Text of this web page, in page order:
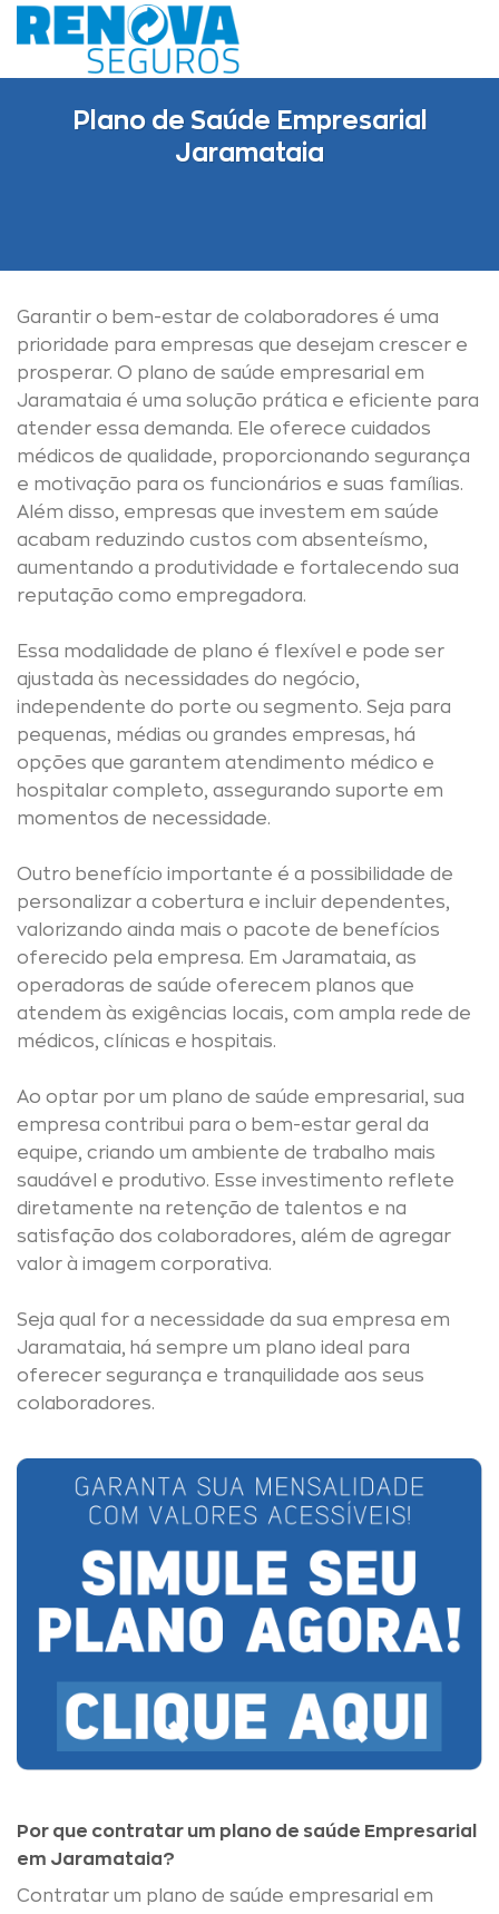
Skip
to
Plano de Saúde Empresarial
Jaramataia
Garantir o bem-estar de colaboradores é uma
prioridade para empresas que desejam crescer e
prosperar. O plano de saúde empresarial em
Jaramataia é uma solução prática e eficiente para
atender essa demanda. Ele oferece cuidados
médicos de qualidade, proporcionando segurança
e motivação para os funcionários e suas famílias.
Além disso, empresas que investem em saúde
acabam reduzindo custos com absenteísmo,
aumentando a produtividade e fortalecendo sua
reputação como empregadora.
Essa modalidade de plano é flexível e pode ser
ajustada às necessidades do negócio,
independente do porte ou segmento. Seja para
pequenas, médias ou grandes empresas, há
opções que garantem atendimento médico e
hospitalar completo, assegurando suporte em
momentos de necessidade.
Outro benefício importante é a possibilidade de
personalizar a cobertura e incluir dependentes,
valorizando ainda mais o pacote de benefícios
oferecido pela empresa. Em Jaramataia, as
operadoras de saúde oferecem planos que
atendem às exigências locais, com ampla rede de
médicos, clínicas e hospitais.
Ao optar por um plano de saúde empresarial, sua
empresa contribui para o bem-estar geral da
equipe, criando um ambiente de trabalho mais
saudável e produtivo. Esse investimento reflete
diretamente na retenção de talentos e na
satisfação dos colaboradores, além de agregar
valor à imagem corporativa.
Seja qual for a necessidade da sua empresa em
Jaramataia, há sempre um plano ideal para
oferecer segurança e tranquilidade aos seus
colaboradores.
Por que contratar um plano de saúde Empresarial
em Jaramataia?
Contratar um plano de saúde empresarial em